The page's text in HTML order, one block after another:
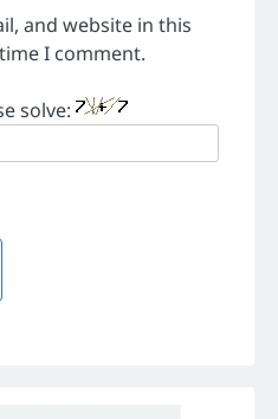
and website in this
I comment.
solve: